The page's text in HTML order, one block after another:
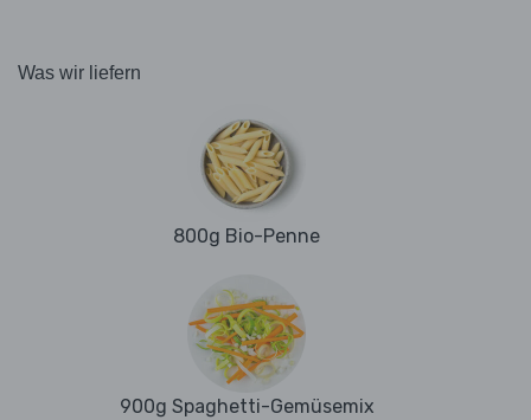
Was wir liefern
800g Bio-Penne
900g Spaghetti-Gemüsemix